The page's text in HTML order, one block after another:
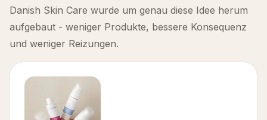
Danish Skin Care wurde um genau diese Idee herum
aufgebaut - weniger Produkte, bessere Konsequenz
und weniger Reizungen.